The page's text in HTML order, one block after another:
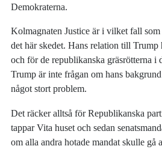
Demokraterna.
Kolmagnaten Justice är i vilket fall
det här skedet. Hans relation till
och för de republikanska gräsrötterna i
Trump är inte frågan om hans
något stort problem.
Det räcker alltså för Republikanska
tappar Vita huset och sedan
om alla andra hotade mandat skulle gå